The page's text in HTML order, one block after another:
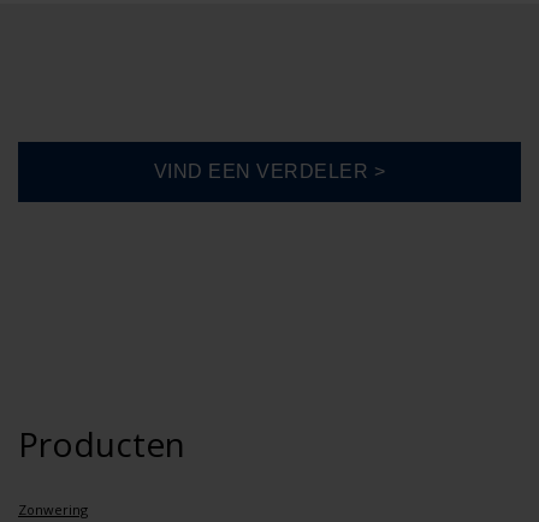
Producten
Zonwering